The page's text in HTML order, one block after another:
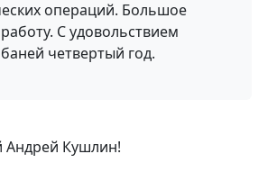
операций. Большое
С удовольствием
четвертый год.
Кушлин!